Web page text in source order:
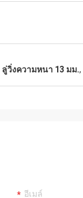
ลู่วิ่งความหนา 13 มม.,